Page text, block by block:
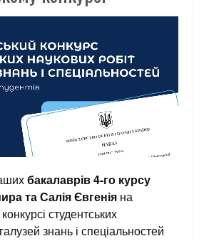
бакалаврів 4-го курсу
та Салія Євгенія на
студентських
знань і спеціальностей